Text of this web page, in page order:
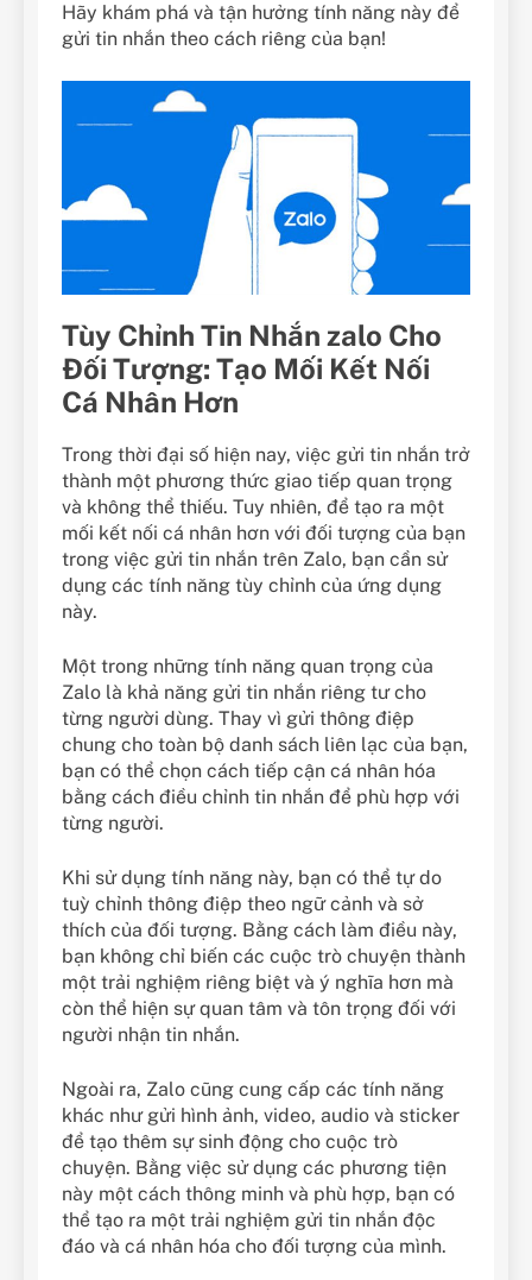
Hãy khám phá và tận hưởng tính năng này để
gửi tin nhắn theo cách riêng của bạn!
Tùy Chỉnh Tin Nhắn zalo Cho
Đối Tượng: Tạo Mối Kết Nối
Cá Nhân Hơn
Trong thời đại số hiện nay, việc gửi tin nhắn trở
thành một phương thức giao tiếp quan trọng
và không thể thiếu. Tuy nhiên, để tạo ra một
mối kết nối cá nhân hơn với đối tượng của bạn
trong việc gửi tin nhắn trên Zalo, bạn cần sử
dụng các tính năng tùy chỉnh của ứng dụng
này.
Một trong những tính năng quan trọng của
Zalo là khả năng gửi tin nhắn riêng tư cho
từng người dùng. Thay vì gửi thông điệp
chung cho toàn bộ danh sách liên lạc của bạn,
bạn có thể chọn cách tiếp cận cá nhân hóa
bằng cách điều chỉnh tin nhắn để phù hợp với
từng người.
Khi sử dụng tính năng này, bạn có thể tự do
tuỳ chỉnh thông điệp theo ngữ cảnh và sở
thích của đối tượng. Bằng cách làm điều này,
bạn không chỉ biến các cuộc trò chuyện thành
một trải nghiệm riêng biệt và ý nghĩa hơn mà
còn thể hiện sự quan tâm và tôn trọng đối với
người nhận tin nhắn.
Ngoài ra, Zalo cũng cung cấp các tính năng
khác như gửi hình ảnh, video, audio và sticker
để tạo thêm sự sinh động cho cuộc trò
chuyện. Bằng việc sử dụng các phương tiện
này một cách thông minh và phù hợp, bạn có
thể tạo ra một trải nghiệm gửi tin nhắn độc
đáo và cá nhân hóa cho đối tượng của mình.